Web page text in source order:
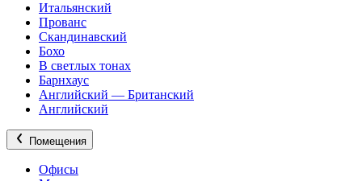
Итальянский
Прованс
Скандинавский
Бохо
В светлых тонах
Барнхаус
Английский — Британский
Английский
Помещения
Офисы